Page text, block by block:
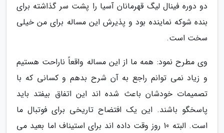
دو دوره فینال لیگ قهرمانان آسیا را پشت سر گذاشته برای
بنده شوکه نماینده بود و پذیرش این مساله برای من خیلی
سخت است.
وی مطرح نمود: همه ما از این مساله واقعاً ناراحت هستیم
و زیاد نمی توانم راجع به آن شرح بدهم و کسانی که با
تصمیمات خودشان باعث شده اند این اتفاق بیفتد باید
پاسخگو باشند. این یک افتضاح تاریخی برای فوتبال ما
است. البته 10 روز وقت داده اند برای استیناف اما بعید می